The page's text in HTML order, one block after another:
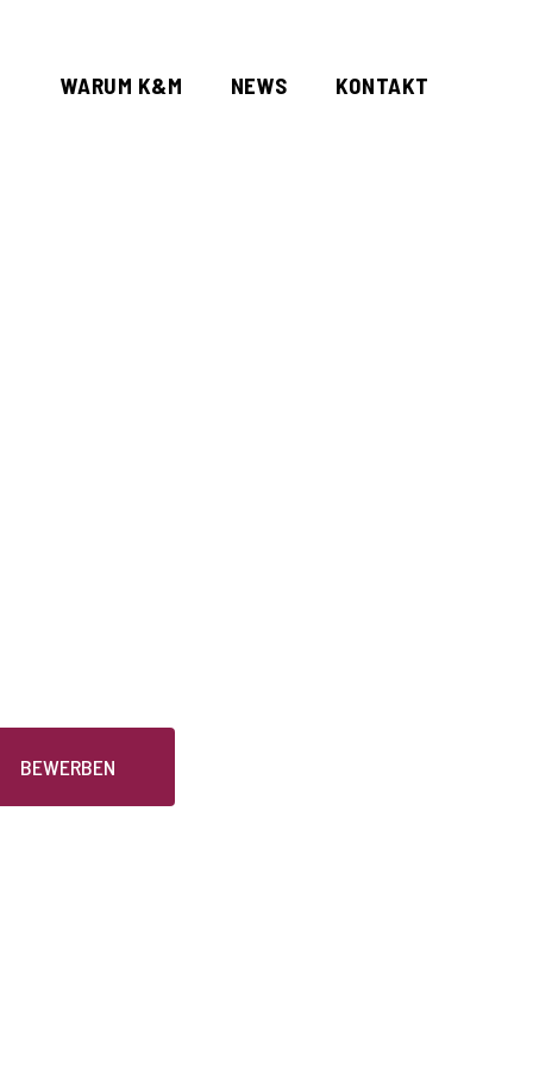
WARUM K&M NEWS KONTAKT
BEWERBEN